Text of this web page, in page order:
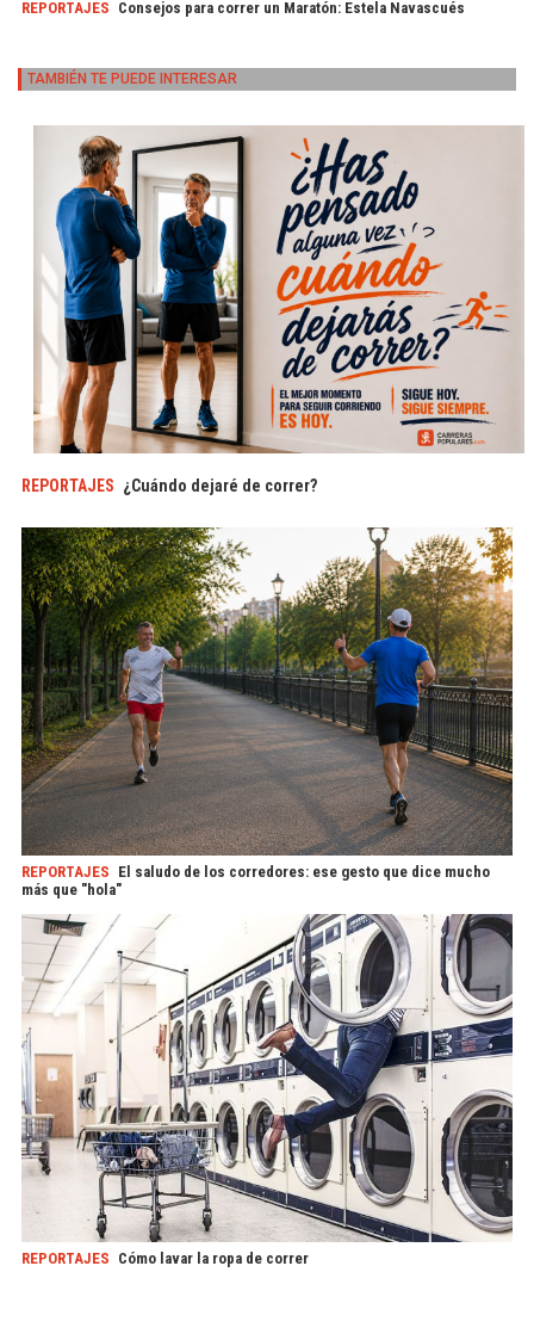
REPORTAJES Consejos para correr un Maratón: Estela Navascués
TAMBIÉN TE PUEDE INTERESAR
REPORTAJES ¿Cuándo dejaré de correr?
REPORTAJES El saludo de los corredores: ese gesto que dice mucho
más que "hola"
REPORTAJES Cómo lavar la ropa de correr